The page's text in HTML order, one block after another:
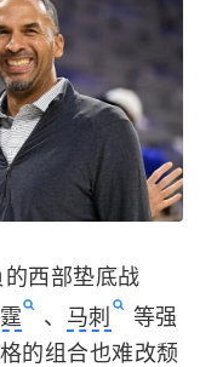
西部垫底战
、 马刺
等强
的组合也难改颓